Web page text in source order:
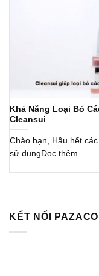
Khả Năng Loại Bỏ
Cleansui
Chào bạn, Hầu hết
sử dụngĐọc thêm...
KẾT NỐI PAZACO